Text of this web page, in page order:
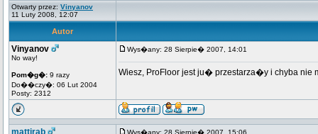
Otwarty przez: Vinyanov
11 Luty 2008, 12:07
Autor
Vinyanov
No way!
Pom�g�: 9 razy
Do��czy�: 06 Lut 2004
Posty: 2312
Wys�any: 28 Sierpie� 2007, 14:01
Wiesz, ProFloor jest ju� przestarza�y i chyba
mattirab Wys�any: 28 Sierpie� 2007, 15:06